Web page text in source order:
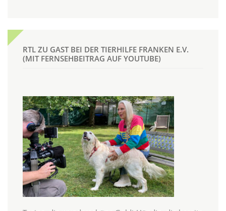
RTL ZU GAST BEI DER TIERHILFE FRANKEN E.V.
(MIT FERNSEHBEITRAG AUF YOUTUBE)